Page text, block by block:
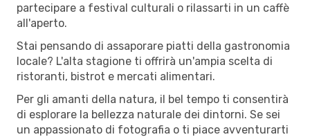
partecipare a festival culturali o rilassarti in un caffè
all'aperto.
Stai pensando di assaporare piatti della gastronomia
locale? L'alta stagione ti offrirà un'ampia scelta di
ristoranti, bistrot e mercati alimentari.
Per gli amanti della natura, il bel tempo ti consentirà
di esplorare la bellezza naturale dei dintorni. Se sei
un appassionato di fotografia o ti piace avventurarti